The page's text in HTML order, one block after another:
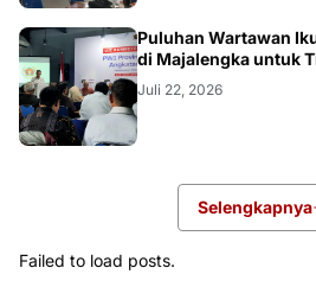
Puluhan Wartawan
di Majalengka untuk
Juli 22, 2026
Selengkapnya
Failed to load posts.